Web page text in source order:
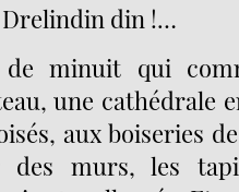
din !…
de minuit qui
une cathédrale
aux boiseries
des murs, les